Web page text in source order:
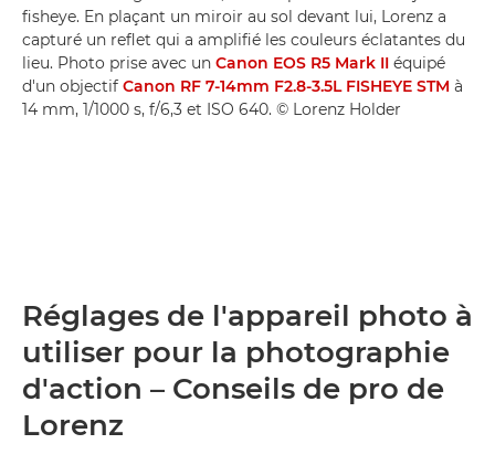
fisheye. En plaçant un miroir au sol devant lui, Lorenz a
capturé un reflet qui a amplifié les couleurs éclatantes du
lieu. Photo prise avec un Canon EOS R5 Mark II équipé
d'un objectif Canon RF 7-14mm F2.8-3.5L FISHEYE STM à
14 mm, 1/1000 s, f/6,3 et ISO 640. © Lorenz Holder
Réglages de l'appareil photo à
utiliser pour la photographie
d'action – Conseils de pro de
Lorenz